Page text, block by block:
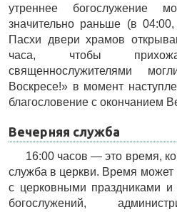
утреннее богослужение
значительно раньше (в
Пасхи двери храмов
часа, чтобы
священнослужителями
Воскресе!» в момент
благословение с окончанием
Вечерняя служба
16:00 часов — это время,
служба в церкви. Время может
с церковными праздниками
богослужений,